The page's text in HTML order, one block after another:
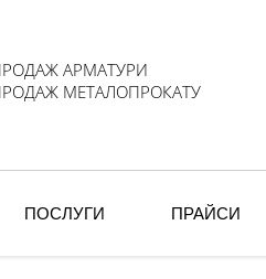
АРМАТУРИ
МЕТАЛОПРОКАТУ
ПОСЛУГИ ПРАЙСИ